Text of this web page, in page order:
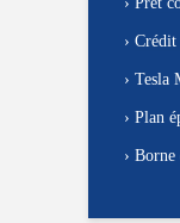
› Crédit
› Tesla
› Plan
› Borne